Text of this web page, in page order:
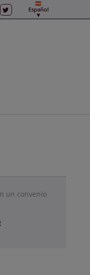
Español
un convenio